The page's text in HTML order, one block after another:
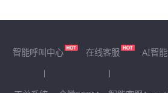
智能呼叫中心 在线客服 AI智